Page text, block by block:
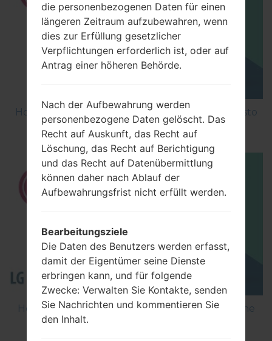
How to Factory Reset through menu on LG Aristo
MS210?
How to Flash Stock Firmware on LG Smartphone
using LG Flash Tool 2014?
die personenbezogenen Daten für einen
längeren Zeitraum aufzubewahren, wenn
dies zur Erfüllung gesetzlicher
Verpflichtungen erforderlich ist, oder auf
Antrag einer höheren Behörde.
Nach der Aufbewahrung werden
personenbezogene Daten gelöscht. Das
Recht auf Auskunft, das Recht auf
Löschung, das Recht auf Berichtigung
und das Recht auf Datenübermittlung
können daher nach Ablauf der
Aufbewahrungsfrist nicht erfüllt werden.
Bearbeitungsziele
Die Daten des Benutzers werden erfasst,
damit der Eigentümer seine Dienste
erbringen kann, und für folgende
Zwecke: Verwalten Sie Kontakte, senden
Sie Nachrichten und kommentieren Sie
den Inhalt.